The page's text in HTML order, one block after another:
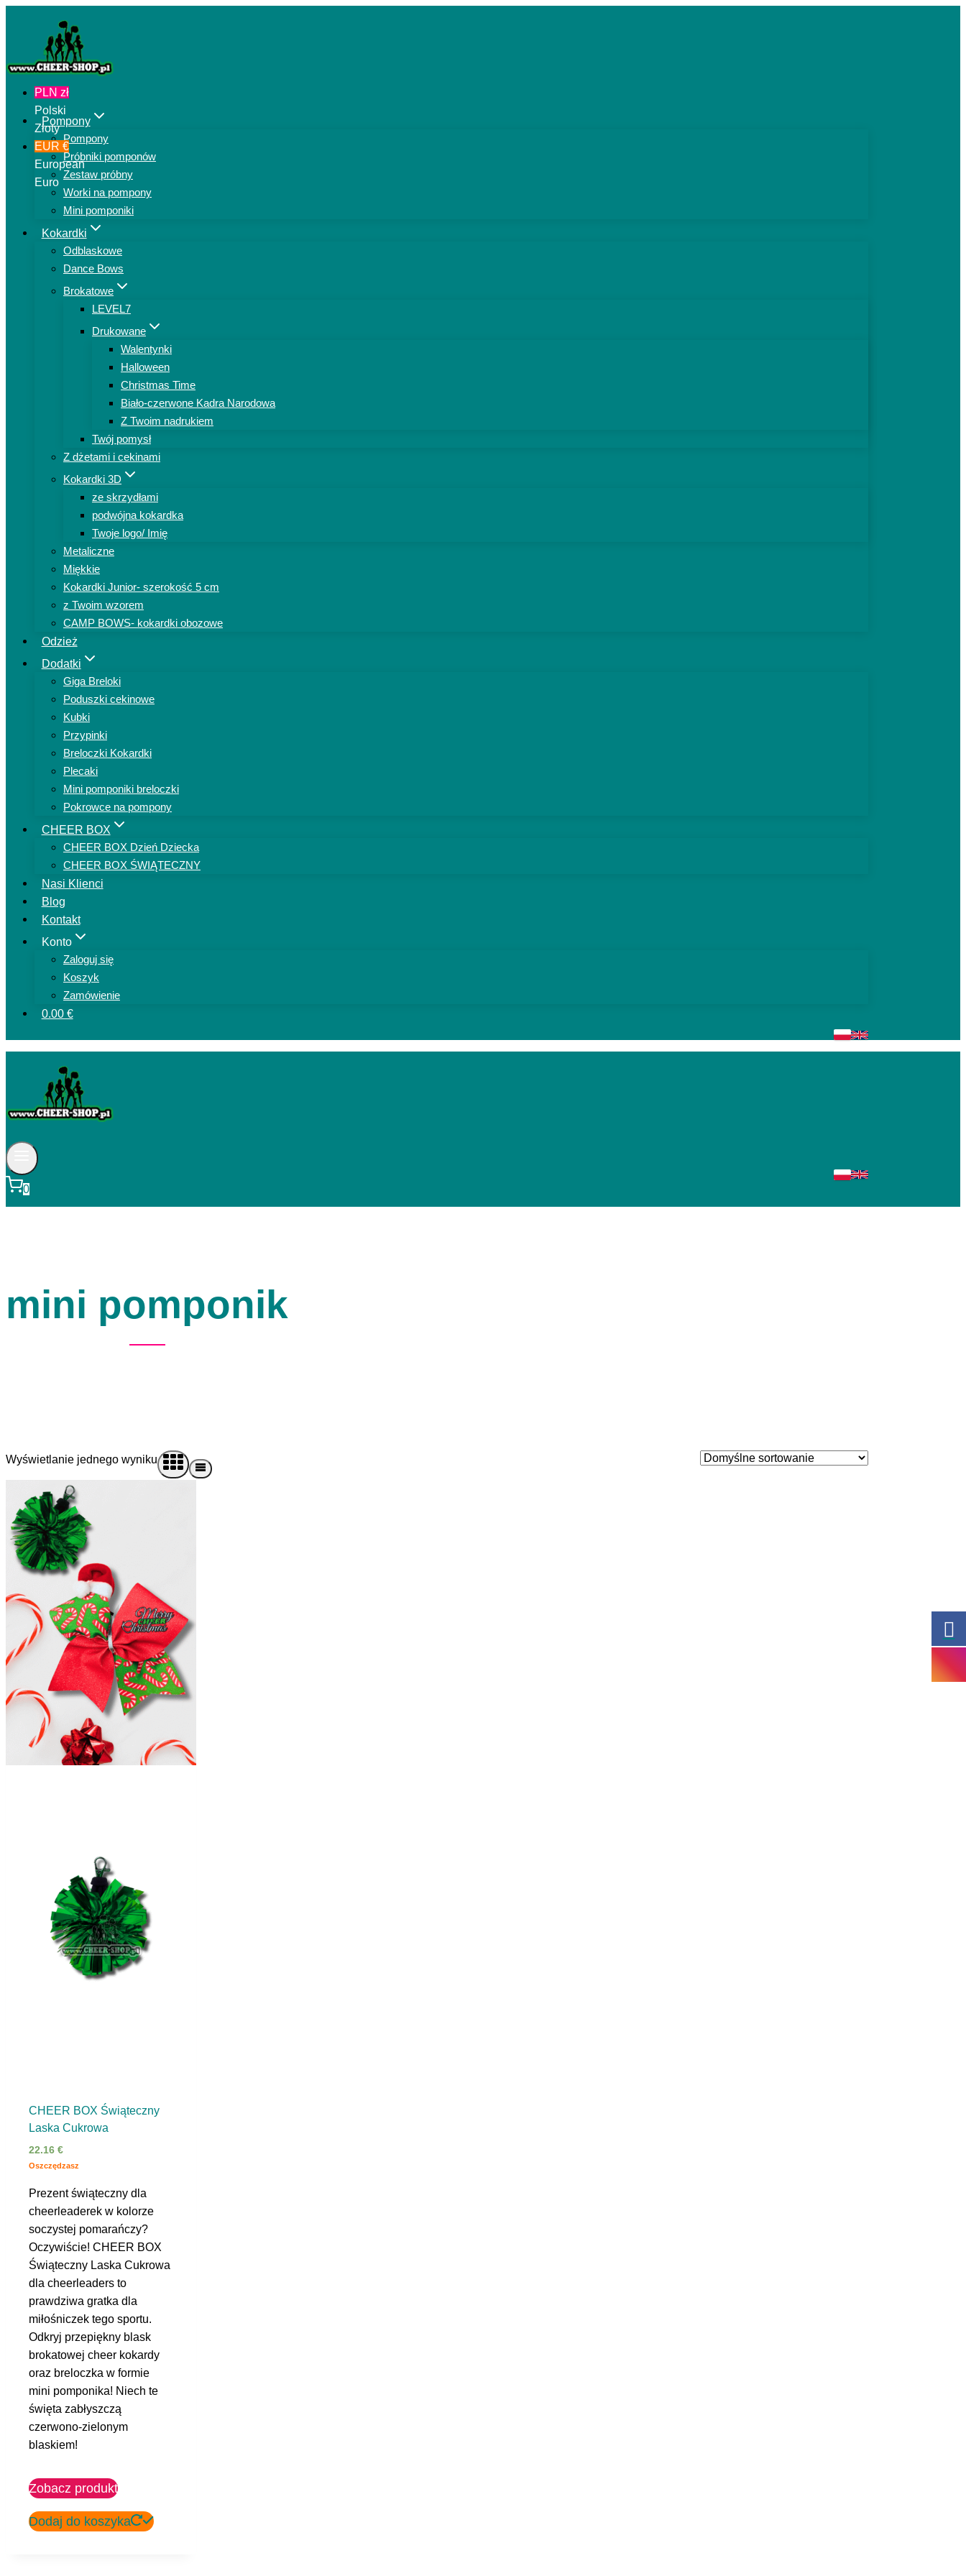
Pompony
Pompony
Próbniki pomponów
Zestaw próbny
Worki na pompony
Mini pomponiki
Kokardki
Odblaskowe
Dance Bows
Brokatowe
LEVEL7
Drukowane
Walentynki
Halloween
Christmas Time
Biało-czerwone Kadra Narodowa
Z Twoim nadrukiem
Twój pomysł
Z dżetami i cekinami
Kokardki 3D
ze skrzydłami
podwójna kokardka
Twoje logo/ Imię
Metaliczne
Miękkie
Kokardki Junior- szerokość 5 cm
z Twoim wzorem
CAMP BOWS- kokardki obozowe
Odzież
Dodatki
Giga Breloki
Poduszki cekinowe
Kubki
Przypinki
Breloczki Kokardki
Plecaki
Mini pomponiki breloczki
Pokrowce na pompony
CHEER BOX
CHEER BOX Dzień Dziecka
CHEER BOX ŚWIĄTECZNY
Nasi Klienci
Blog
Kontakt
Konto
Zaloguj się
Koszyk
Zamówienie
0.00 €
0
mini pomponik
Wyświetlanie jednego wyniku
CHEER BOX Świąteczny
Laska Cukrowa
22.16 €
Oszczędzasz
Prezent świąteczny dla
cheerleaderek w kolorze
soczystej pomarańczy?
Oczywiście! CHEER BOX
Świąteczny Laska Cukrowa
dla cheerleaders to
prawdziwa gratka dla
miłośniczek tego sportu.
Odkryj przepiękny blask
brokatowej cheer kokardy
oraz breloczka w formie
mini pomponika! Niech te
święta zabłyszczą
czerwono-zielonym
blaskiem!
Zobacz produkt
Dodaj do koszyka
PLN zł
Polski
Złoty
EUR €
European
Euro